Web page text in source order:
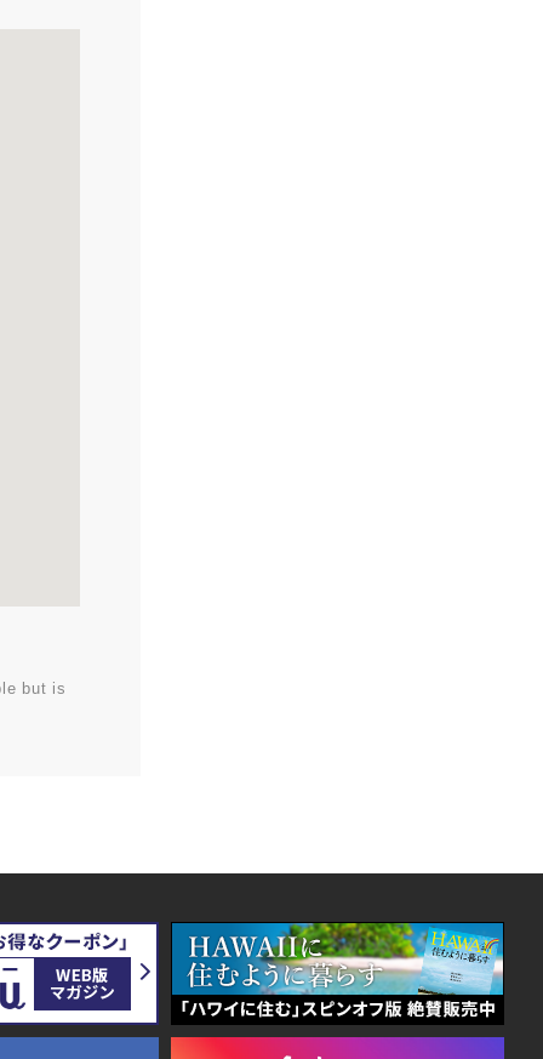
but is